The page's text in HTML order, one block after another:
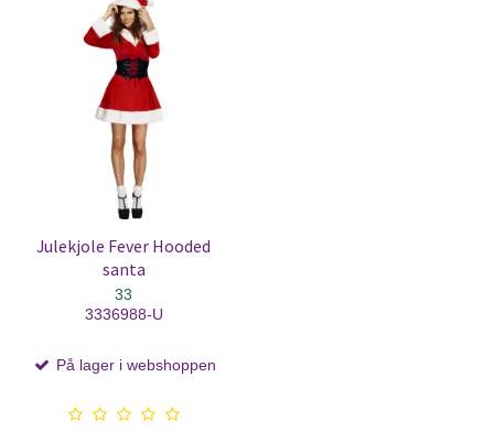
Julekjole Fever Hooded
santa
33
3336988-U
På lager i webshoppen